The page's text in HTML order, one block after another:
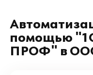
помощью
ПРОФ" в